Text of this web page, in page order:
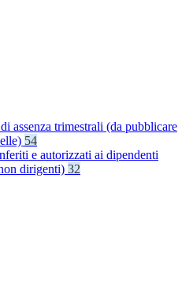
assenza trimestrali (da pubblicare
54
e autorizzati ai dipendenti
dirigenti) 32